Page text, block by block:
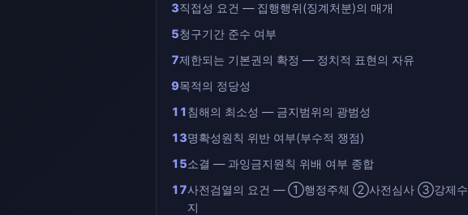
3직접성 요건 — 집행행위(징계처분)의 매개
5청구기간 준수 여부
7제한되는 기본권의 확정 — 정치적 표현의 자유
9목적의 정당성
11침해의 최소성 — 금지범위의 광범성
13명확성원칙 위반 여부(부수적 쟁점)
15소결 — 과잉금지원칙 위배 여부 종합
17사전검열의 요건 — ①행정주체 ②사전심사 ③강제
지